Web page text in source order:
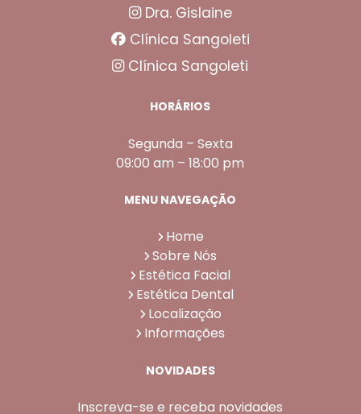
Dra. Gislaine
Clínica Sangoleti
Clínica Sangoleti
HORÁRIOS
Segunda – Sexta
09:00 am – 18:00 pm
MENU NAVEGAÇÃO
Home
Sobre Nós
Estética Facial
Estética Dental
Localização
Informações
NOVIDADES
Inscreva-se e receba novidades